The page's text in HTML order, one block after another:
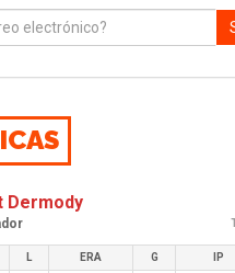
Dermody
L ERA G IP